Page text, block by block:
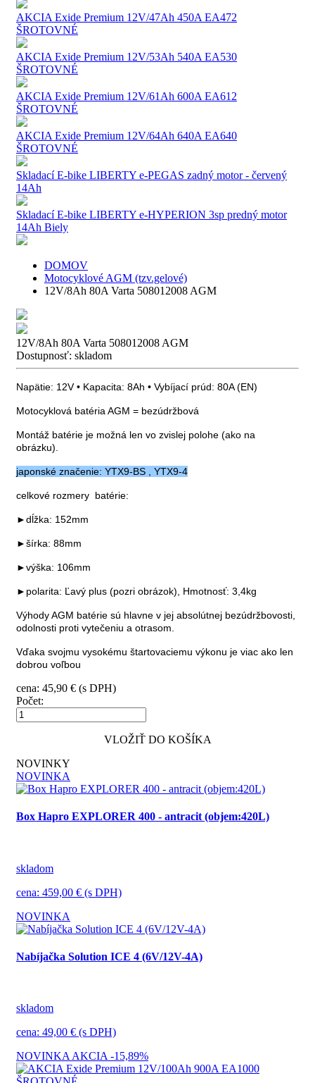
AKCIA Exide Premium 12V/47Ah 450A EA472
ŠROTOVNÉ
AKCIA Exide Premium 12V/53Ah 540A EA530
ŠROTOVNÉ
AKCIA Exide Premium 12V/61Ah 600A EA612
ŠROTOVNÉ
AKCIA Exide Premium 12V/64Ah 640A EA640
ŠROTOVNÉ
Skladací E-bike LIBERTY e-PEGAS zadný motor - červený
14Ah
Skladací E-bike LIBERTY e-HYPERION 3sp predný motor
14Ah Biely
DOMOV
Motocyklové AGM (tzv.gelové)
12V/8Ah 80A Varta 508012008 AGM
12V/8Ah 80A Varta 508012008 AGM
Dostupnosť: skladom
Napätie: 12V • Kapacita: 8Ah • Vybíjací prúd: 80A (EN)
Motocyklová batéria AGM = bezúdržbová
Montáž batérie je možná len vo zvislej polohe (ako na
obrázku).
japonské značenie: YTX9-BS , YTX9-4
celkové rozmery batérie:
►dĺžka: 152mm
►šírka: 88mm
►výška: 106mm
►polarita: Ľavý plus (pozri obrázok), Hmotnosť: 3,4kg
Výhody AGM batérie sú hlavne v jej absolútnej bezúdržbovosti,
odolnosti proti vytečeniu a otrasom.
Vďaka svojmu vysokému štartovaciemu výkonu je viac ako len
dobrou voľbou
cena: 45,90 € (s DPH)
Počet:
VLOŽIŤ DO KOŠÍKA
NOVINKY
NOVINKA
Box Hapro EXPLORER 400 - antracit (objem:420L)
skladom
cena: 459,00 € (s DPH)
NOVINKA
Nabíjačka Solution ICE 4 (6V/12V-4A)
skladom
cena: 49,00 € (s DPH)
NOVINKA AKCIA -15,89%